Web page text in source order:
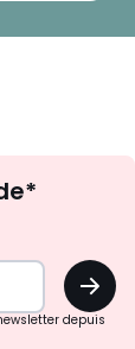
OK
depuis